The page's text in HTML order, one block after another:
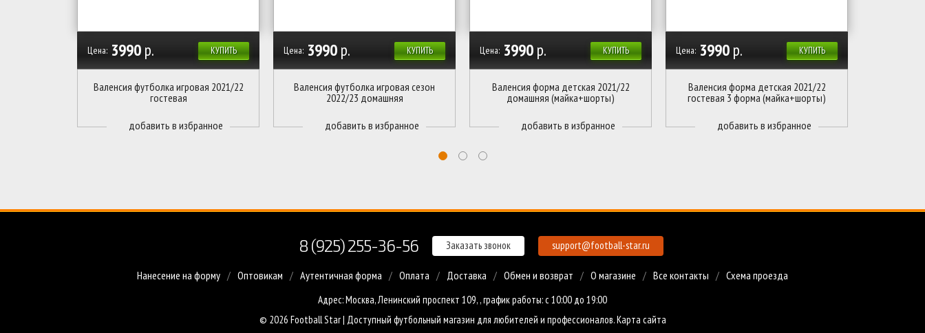
КУПИТЬ
Цена: 3990р.
Валенсия футболка игровая 2021/22
гостевая
КУПИТЬ
Цена: 3990р.
Валенсия футболка игровая сезон
2022/23 домашняя
КУПИТЬ
Цена: 3990р.
Валенсия форма детская 2021/22
домашняя (майка+шорты)
КУПИТЬ
Цена: 3990р.
Валенсия форма детская 2021/22
гостевая 3 форма (майка+шорты)
8 (925) 255-36-56 Заказать звонок support@football-star.ru
Нанесение на форму Оптовикам Аутентичная форма Оплата Доставка Обмен и возврат О магазине Все контакты Схема проезда
Адрес: Москва, Ленинский проспект 109, , график работы: с 10:00 до 19:00
© 2026 Football Star | Доступный футбольный магазин для любителей и профессионалов.Карта сайта